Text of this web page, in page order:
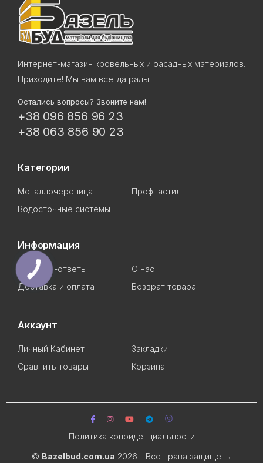
Интернет-магазин кровельных и фасадных материалов.
Приходите! Мы вам всегда рады!
Остались вопросы? Звоните нам!
+38 096 856 96 23
+38 063 856 90 23
Категории
Металлочерепица
Профнастил
Водосточные системы
Информация
Вопросы-ответы
О нас
Доставка и оплата
Возврат товара
Аккаунт
Личный Кабинет
Закладки
Сравнить товары
Корзина
© Bazelbud.com.ua 2026 - Все права защищены
Политика конфиденциальности